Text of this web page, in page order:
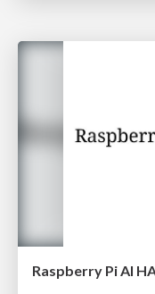
Raspberry Pi AI